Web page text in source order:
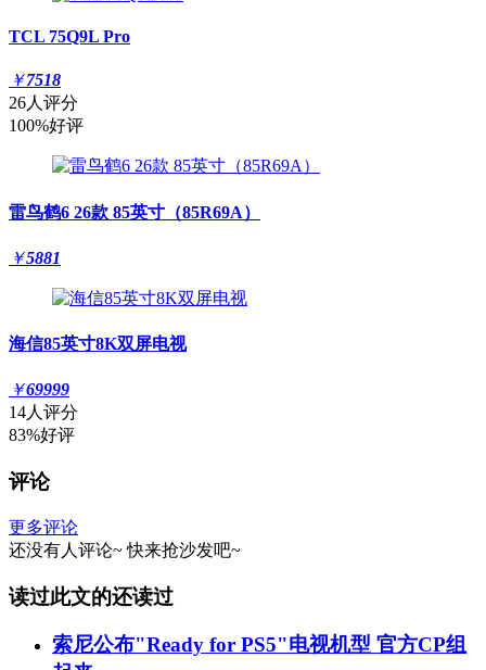
TCL 75Q9L Pro
￥7518
26人评分
100%好评
雷鸟鹤6 26款 85英寸（85R69A）
￥5881
海信85英寸8K双屏电视
￥69999
14人评分
83%好评
评论
更多评论
还没有人评论~ 快来抢沙发吧~
读过此文的还读过
索尼公布"Ready for PS5"电视机型 官方CP组